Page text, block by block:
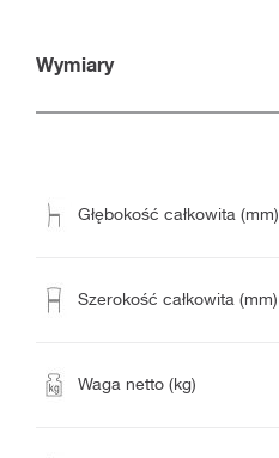
Wymiary
Głębokość całkowita (mm)
Szerokość całkowita (mm)
Waga netto (kg)